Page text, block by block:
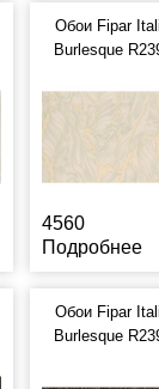
Обои Fipar
Burlesque
4560
Подробнее
Обои Fipar
Burlesque